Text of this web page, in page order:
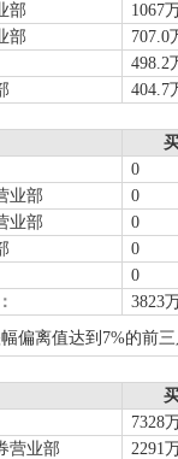
部
1067
部
707.0
498.2
404.7
0
业部
0
业部
0
0
0
3823
偏离值达到7%的前
7328
营业部
2291